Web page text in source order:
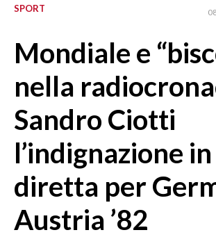
SULCIS IGLESIENTE
ORISTANO E PROVINCIA
GALLURA
NUORO E PROVINCIA
OGLIASTRA
AGENDA
CRONACA
ITALIA
MONDO
SPORT
Mondiale e
nella
Sandro Ciotti
l’indignazione in
diretta per
Austria ’82